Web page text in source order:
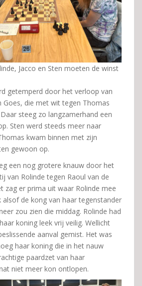
Jacco en Sten moeten de winst
getemperd door het verloop van
Goes, die met wit tegen Thomas
steeg zo langzamerhand een
Sten werd steeds meer naar
kwam binnen met zijn
gewoon op.
een nog grotere knauw door het
van Rolinde tegen Raoul van de
zag er prima uit waar Rolinde mee
alsof de kong van haar tegenstander
zou zien die middag. Rolinde had
koning leek vrij veilig. Wellicht
aanval gemist. Het was
haar koning die in het nauw
paardzet van haar
niet meer kon ontlopen.